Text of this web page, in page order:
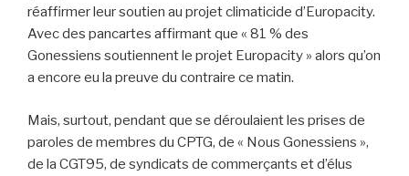
réaffirmer leur soutien au projet climaticide d’Europacity.
Avec des pancartes affirmant que « 81 % des
Gonessiens soutiennent le projet Europacity » alors qu’on
a encore eu la preuve du contraire ce matin.
Mais, surtout, pendant que se déroulaient les prises de
paroles de membres du CPTG, de « Nous Gonessiens »,
de la CGT95, de syndicats de commerçants et d’élus